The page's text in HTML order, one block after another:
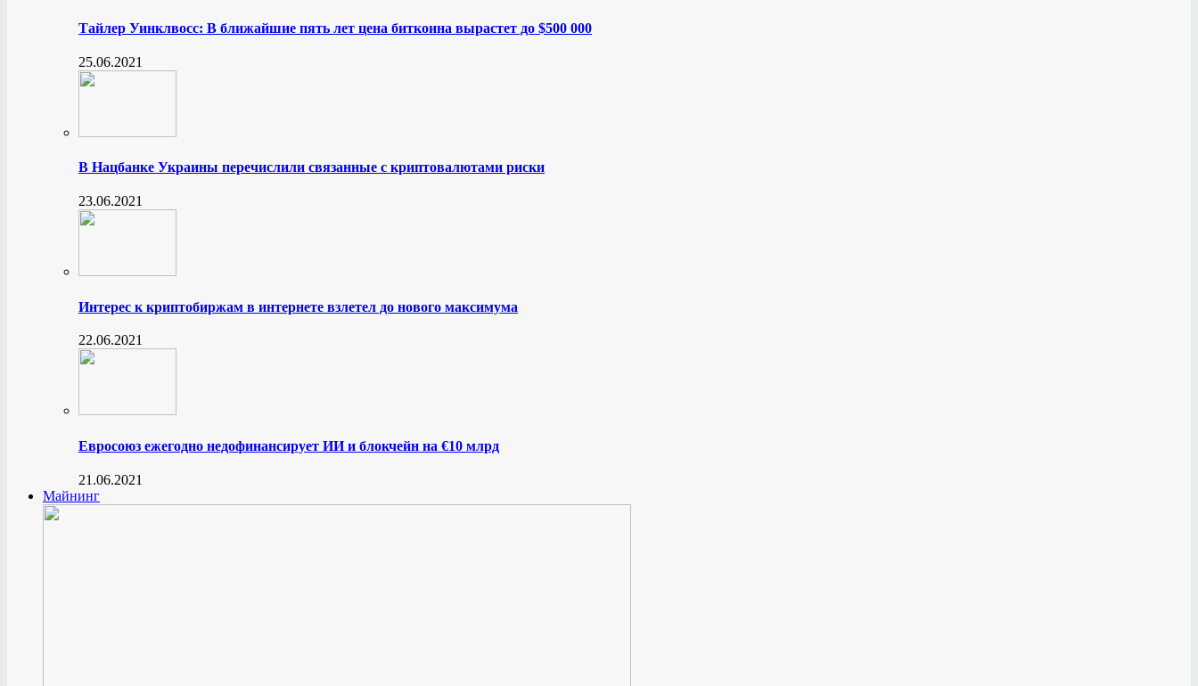
Тайлер Уинклвосс: В ближайшие пять лет цена биткоина вырастет до $500 000
25.06.2021
В Нацбанке Украины перечислили связанные с криптовалютами риски
23.06.2021
Интерес к криптобиржам в интернете взлетел до нового максимума
22.06.2021
Евросоюз ежегодно недофинансирует ИИ и блокчейн на €10 млрд
21.06.2021
Майнинг